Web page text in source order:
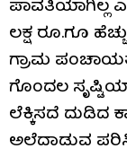
ಪಾವತಿಯಾಗಿಲ್ಲ
ಲಕ್ಷ ರೂ.ಗೂ
ಗ್ರಾಮ
ಗೊಂದಲ
ಲೆಕ್ಕಿಸದೆ ದುಡಿದ
ಅಲೆದಾಡುವ